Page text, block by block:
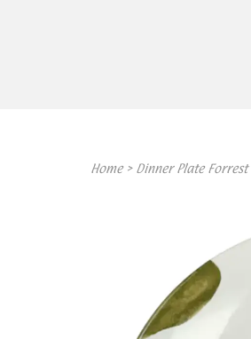
Home> Dinner Plate Forrest